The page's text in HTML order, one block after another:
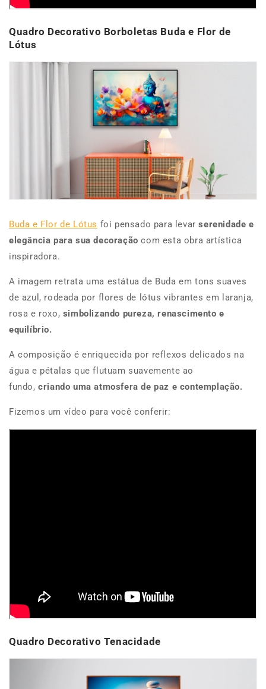
Quadro Decorativo Borboletas Buda e Flor de
Lótus
Buda e Flor de Lótus foi pensado para levar serenidade e
elegância para sua decoração com esta obra artística
inspiradora.
A imagem retrata uma estátua de Buda em tons suaves
de azul, rodeada por flores de lótus vibrantes em laranja,
rosa e roxo, simbolizando pureza, renascimento e
equilíbrio.
A composição é enriquecida por reflexos delicados na
água e pétalas que flutuam suavemente ao
fundo, criando uma atmosfera de paz e contemplação.
Fizemos um vídeo para você conferir:
Quadro Decorativo Tenacidade